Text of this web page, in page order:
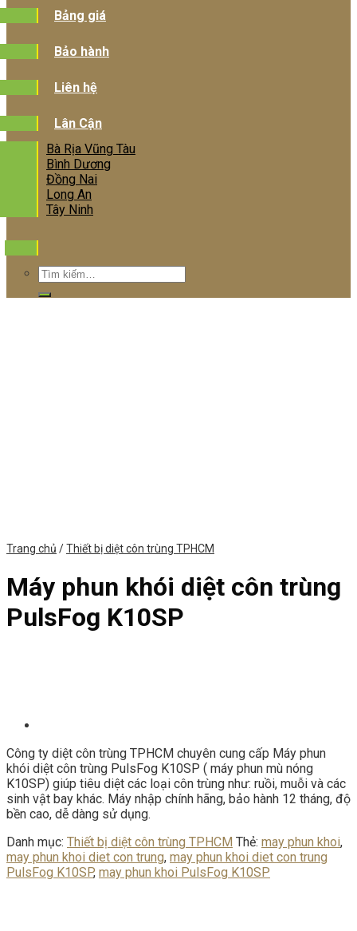
Bảng giá
Bảo hành
Liên hệ
Lân Cận
Bà Rịa Vũng Tàu
Bình Dương
Đồng Nai
Long An
Tây Ninh
Tìm
kiếm:
Trang chủ /Thiết bị diệt côn trùng TPHCM
Máy phun khói diệt côn trùng
PulsFog K10SP
Công ty diệt côn trùng TPHCM chuyên cung cấp Máy phun
khói diệt côn trùng PulsFog K10SP ( máy phun mù nóng
K10SP) giúp tiêu diệt các loại côn trùng như: ruồi, muỗi và các
sinh vật bay khác. Máy nhập chính hãng, bảo hành 12 tháng, độ
bền cao, dễ dàng sử dụng.
Danh mục: Thiết bị diệt côn trùng TPHCM Thẻ: may phun khoi,
may phun khoi diet con trung, may phun khoi diet con trung
PulsFog K10SP, may phun khoi PulsFog K10SP